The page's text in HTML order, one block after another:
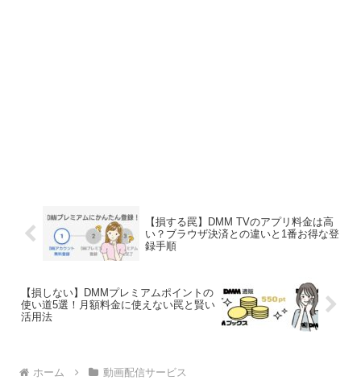
【損する罠】DMM TVのアプリ料金は高
い？ブラウザ決済との違いと1番お得な登
録手順
【損しない】DMMプレミアムポイントの
使い道5選！月額料金に使えない罠と賢い
活用法
ホーム 動画配信サービス